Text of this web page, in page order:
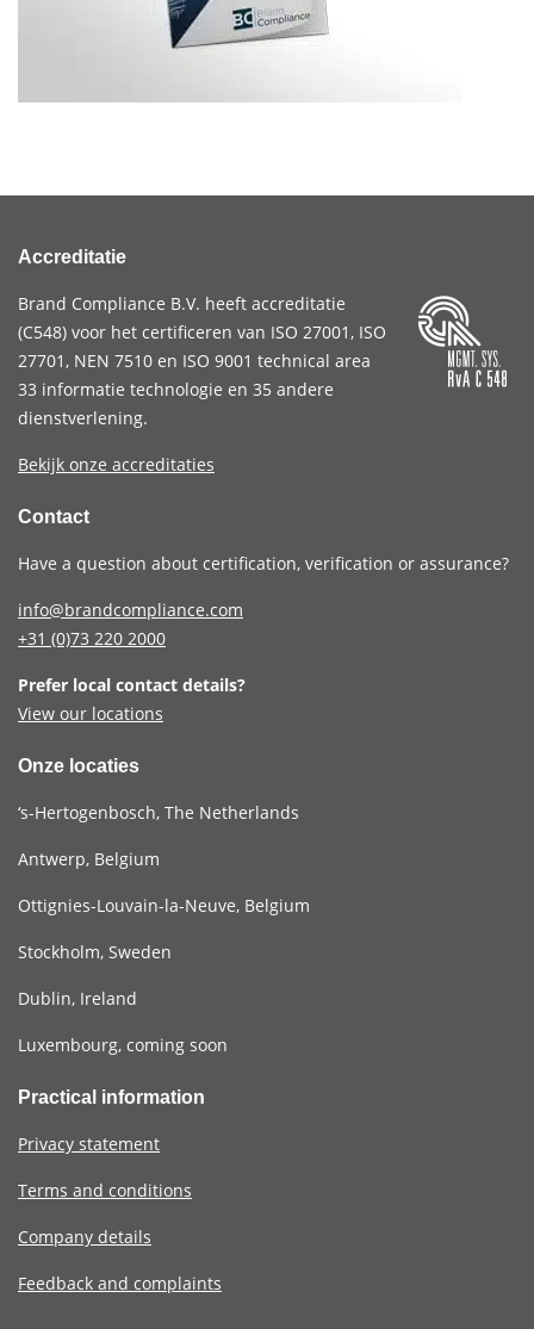
Accreditatie
Brand Compliance B.V. heeft accreditatie
(C548) voor het certificeren van ISO 27001, ISO
27701, NEN 7510 en ISO 9001 technical area
33 informatie technologie en 35 andere
dienstverlening.
Bekijk onze accreditaties
Contact
Have a question about certification, verification or assurance?
info@brandcompliance.com
+31 (0)73 220 2000
Prefer local contact details?
View our locations
Onze locaties
‘s-Hertogenbosch, The Netherlands
Antwerp, Belgium
Ottignies-Louvain-la-Neuve, Belgium
Stockholm, Sweden
Dublin, Ireland
Luxembourg, coming soon
Practical information
Privacy statement
Terms and conditions
Company details
Feedback and complaints